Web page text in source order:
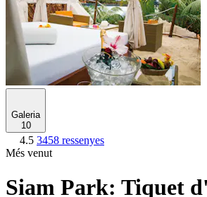
Galeria
10
4.5 3458 ressenyes
Més venut
Siam Park: Tiquet